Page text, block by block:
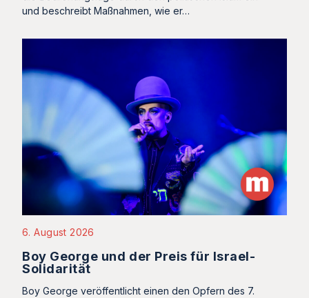
und beschreibt Maßnahmen, wie er…
6. August 2026
Boy George und der Preis für Israel-
Solidarität
Boy George veröffentlicht einen den Opfern des 7.